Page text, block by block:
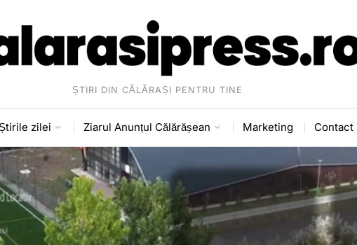
ȘTIRI DIN CĂLĂRAȘI PENTRU TINE
zilei Ziarul Anunțul Călărășean Marketing Contact